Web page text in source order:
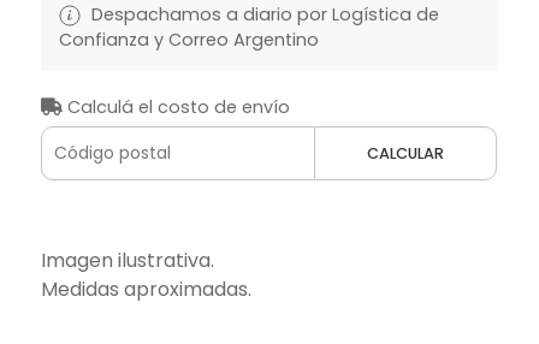
Despachamos a diario por Logística de
Confianza y Correo Argentino
Calculá el costo de envío
CALCULAR
Imagen ilustrativa.
Medidas aproximadas.